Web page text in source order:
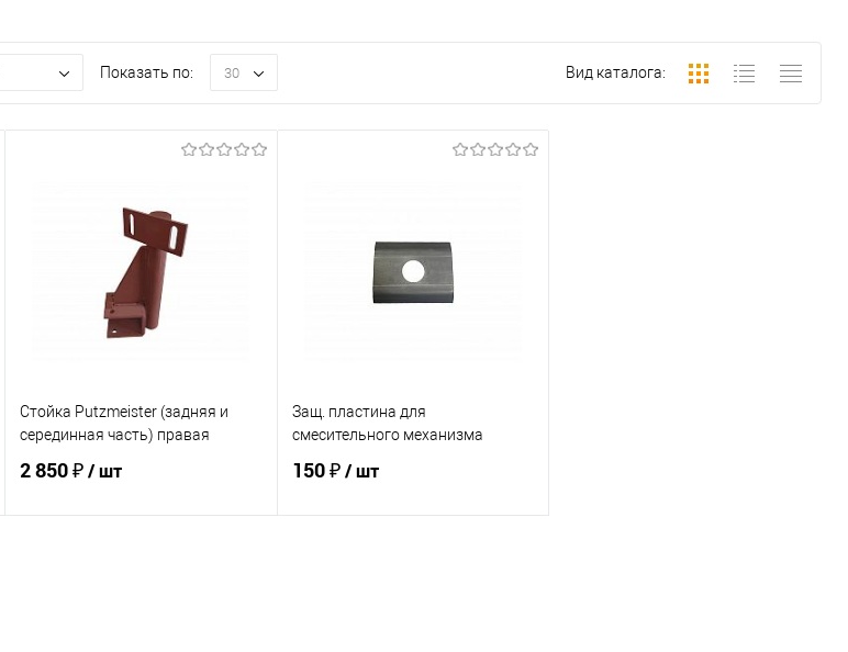
Показать по: 30 Вид каталога:
Стойка Putzmeister (задняя и
серединная часть) правая
2 850 ₽/ шт
Защ. пластина для
смесительного механизма
150 ₽/ шт